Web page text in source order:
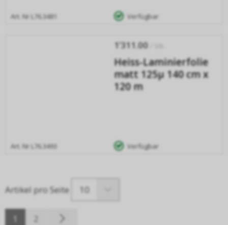
Art. Nr L76.3481 Verfügbar
1’311.00
Heiss-Laminierfolie
matt 125µ 140 cm x
120 m
Art. Nr L76.3493 Verfügbar
Artikel pro Seite 10
1 2